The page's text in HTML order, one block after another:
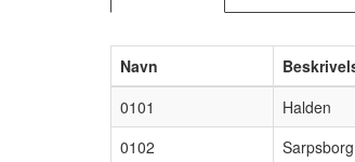
Navn
0101
Halden
0102